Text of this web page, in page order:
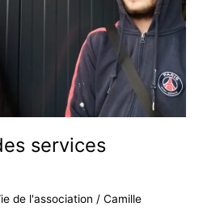
services
de l'association /Camille